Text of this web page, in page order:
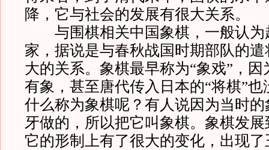
降，它与社会的发展有很大关系。
与围棋相关中国象棋，一般认为
家，据说是与春秋战国时期部队的
大的关系。象棋最早称为“象戏”，因
有象，甚至唐代传入日本的“将棋”也
什么称为象棋呢？有人说因为当时
牙做的，所以把它叫象棋。象棋发
它的形制上有了很大的变化，出现